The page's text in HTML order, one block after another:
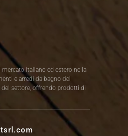
italiano ed estero nella
e arredi da bagno dei
settore, offrendo prodotti di